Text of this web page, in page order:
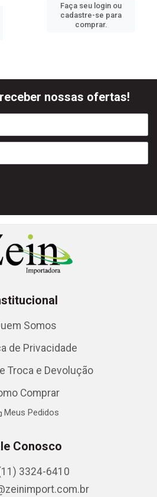
Faça seu login ou
cadastre-se para
comprar.
nossas ofertas!
Somos
de Privacidade
Troca e Devolução
Comprar
Meus Pedidos
Conosco
3324-6410